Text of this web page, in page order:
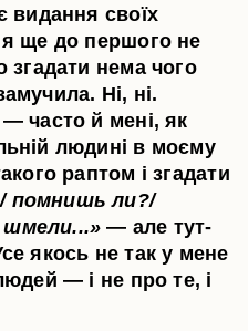
видання своїх
я ще до першого не
згадати нема чого
Ні, ні.
часто й мені, як
людині в моєму
раптом і згадати
помнишь ли?/
— але тут-
якось не так у мене
— і не про те, і